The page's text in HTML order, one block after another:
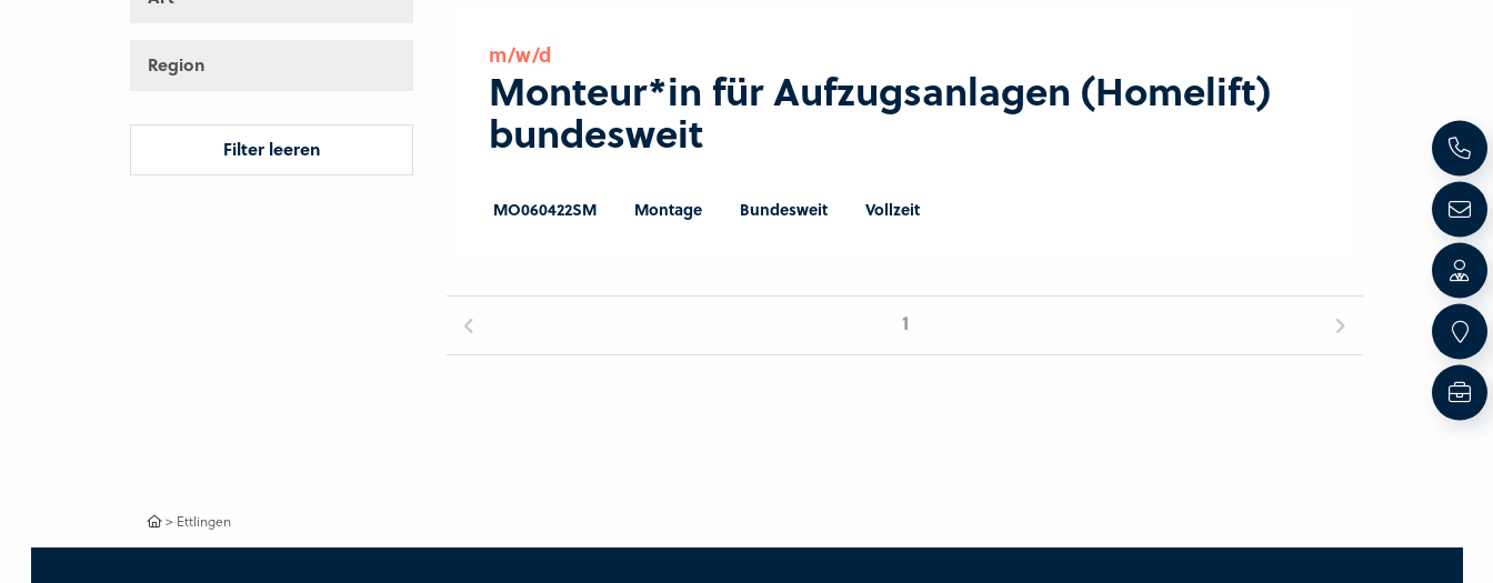
Region
Filter leeren
m/w/d
Monteur*in für Aufzugsanlagen (Homelift)
bundesweit
MO060422SM Montage Bundesweit Vollzeit
1
> Ettlingen